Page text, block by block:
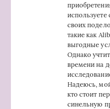
своих
такие как
выгодные
Однако
времени на
Надеюсь,
кто стоит
синельную